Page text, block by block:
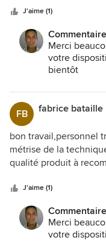
recommande
vos projets
J'aime (1)
Merci
votre
bientôt
FB fabrice bataille
bon travail,personnel
métrise de la
qualité produit à
J'aime (1)
Merci
votre